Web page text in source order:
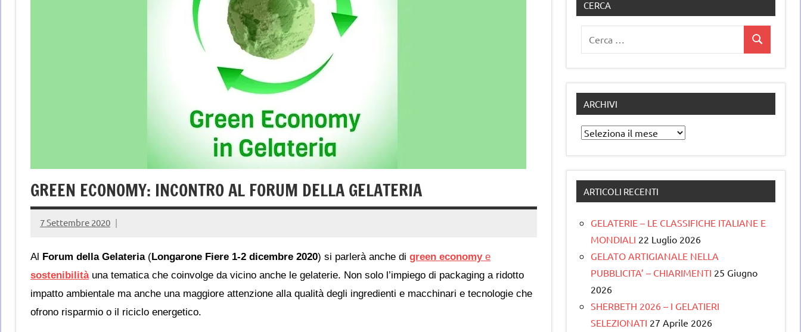
GREEN ECONOMY: INCONTRO AL FORUM DELLA GELATERIA
7 Settembre 2020
Al Forum della Gelateria(Longarone Fiere 1-2 dicembre 2020) si parlerà anche di green economye
sostenibilitàuna tematica che coinvolge da vicino anche le gelaterie. Non solo l’impiego di packaging a ridotto
impatto ambientale ma anche una maggiore attenzione alla qualità degli ingredienti e macchinari e tecnologie che
ofrono risparmio o il riciclo energetico.
CERCA
Cerca
ARCHIVI
Archivi
ARTICOLI RECENTI
GELATERIE – LE CLASSIFICHE ITALIANE E
MONDIALI 22 Luglio 2026
GELATO ARTIGIANALE NELLA
PUBBLICITA’ – CHIARIMENTI 25 Giugno
2026
SHERBETH 2026 – I GELATIERI
SELEZIONATI 27 Aprile 2026